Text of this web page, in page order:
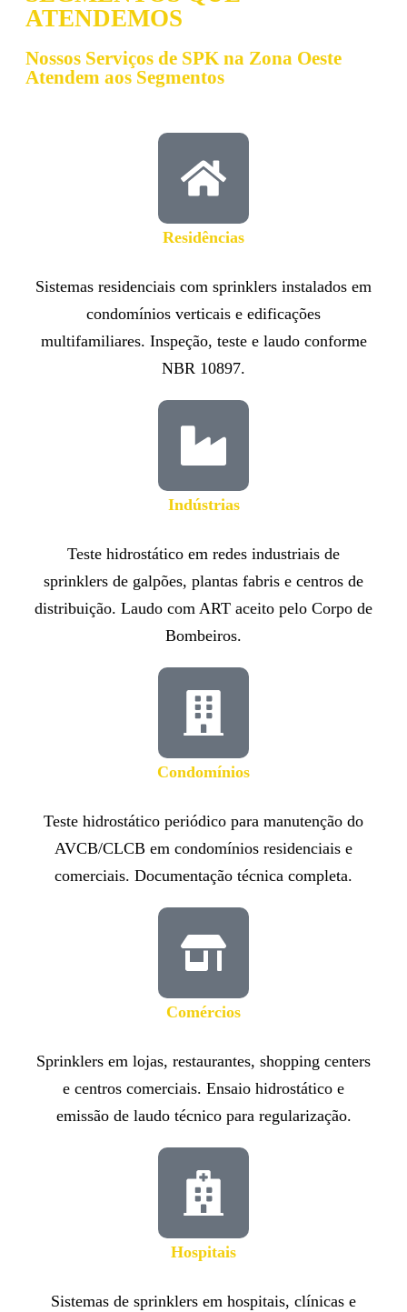
ATENDEMOS
Nossos Serviços de SPK na Zona Oeste
Atendem aos Segmentos
Residências​
Sistemas residenciais com sprinklers instalados em
condomínios verticais e edificações
multifamiliares. Inspeção, teste e laudo conforme
NBR 10897.
Indústrias
Teste hidrostático em redes industriais de
sprinklers de galpões, plantas fabris e centros de
distribuição. Laudo com ART aceito pelo Corpo de
Bombeiros.
Condomínios
Teste hidrostático periódico para manutenção do
AVCB/CLCB em condomínios residenciais e
comerciais. Documentação técnica completa.
Comércios
Sprinklers em lojas, restaurantes, shopping centers
e centros comerciais. Ensaio hidrostático e
emissão de laudo técnico para regularização.
Hospitais
Sistemas de sprinklers em hospitais, clínicas e